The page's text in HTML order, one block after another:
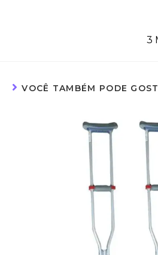
3
VOCÊ TAMBÉM PODE